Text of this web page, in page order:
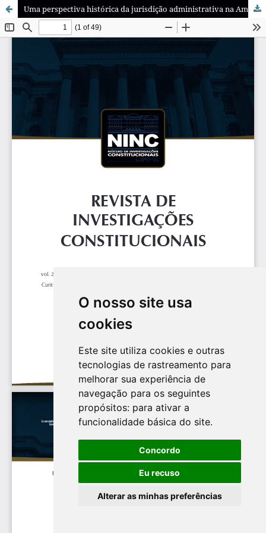
O nosso site usa
cookies
Este site utiliza cookies e outras
tecnologias de rastreamento para
melhorar sua experiência de
navegação para os seguintes
propósitos: para ativar a
funcionalidade básica do site.
Concordo
Eu recuso
Alterar as minhas preferências
Uma perspectiva histórica da jurisdição administrativa na América Latina: tradição europeia-continental versus influência norte-americana